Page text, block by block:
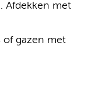
Afdekken met
of gazen met